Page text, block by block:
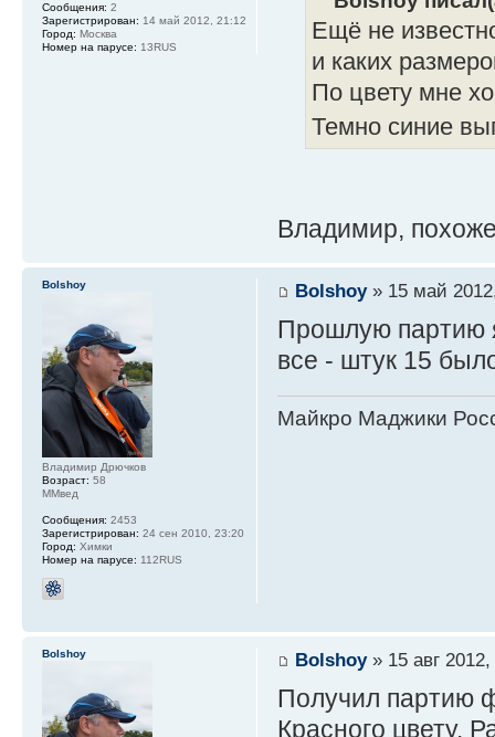
Ещё не
и каких
По цвету мне
Темно синие
Владимир,
Сообщения: 2
Зарегистрирован: 14 май 2012, 21:12
Город: Москва
Номер на парусе: 13RUS
Bolshoy» 15 май
Прошлую партию
все - штук 15
Майкро Маджики
Bolshoy
Владимир Дрючков
Возраст: 58
ММвед
Сообщения: 2453
Зарегистрирован: 24 сен 2010, 23:20
Город: Химки
Номер на парусе: 112RUS
Bolshoy» 15 авг 2012,
Получил партию
Красного цвету.
Bolshoy